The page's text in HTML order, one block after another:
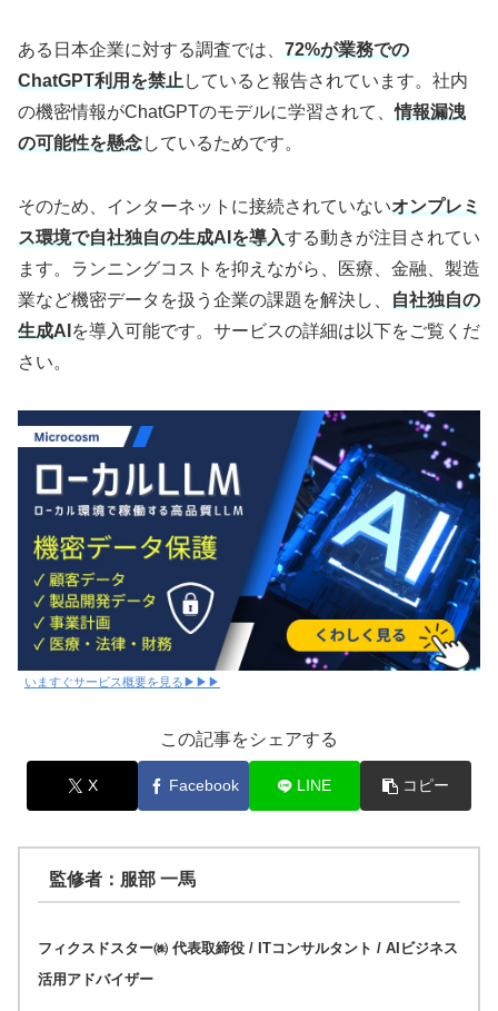
ある日本企業に対する調査では、 72%が業務での
ChatGPT利用を禁止 していると報告されています。社内
の機密情報がChatGPTのモデルに学習されて、情報漏洩
の可能性を懸念しているためです。
そのため、インターネットに接続されていないオンプレミ
ス環境で自社独自の生成AIを導入する動きが注目されてい
ます。ランニングコストを抑えながら、医療、金融、製造
業など機密データを扱う企業の課題を解決し、
自社独自の
生成AI を導入可能です。サービスの詳細は以下をご覧くだ
さい。
いますぐサービス概要を見る▶▶▶
この記事をシェアする
X Facebook LINE コピー
監修者：服部 一馬
フィクスドスター㈱ 代表取締役 / ITコンサルタント / AIビジネス
活用アドバイザー